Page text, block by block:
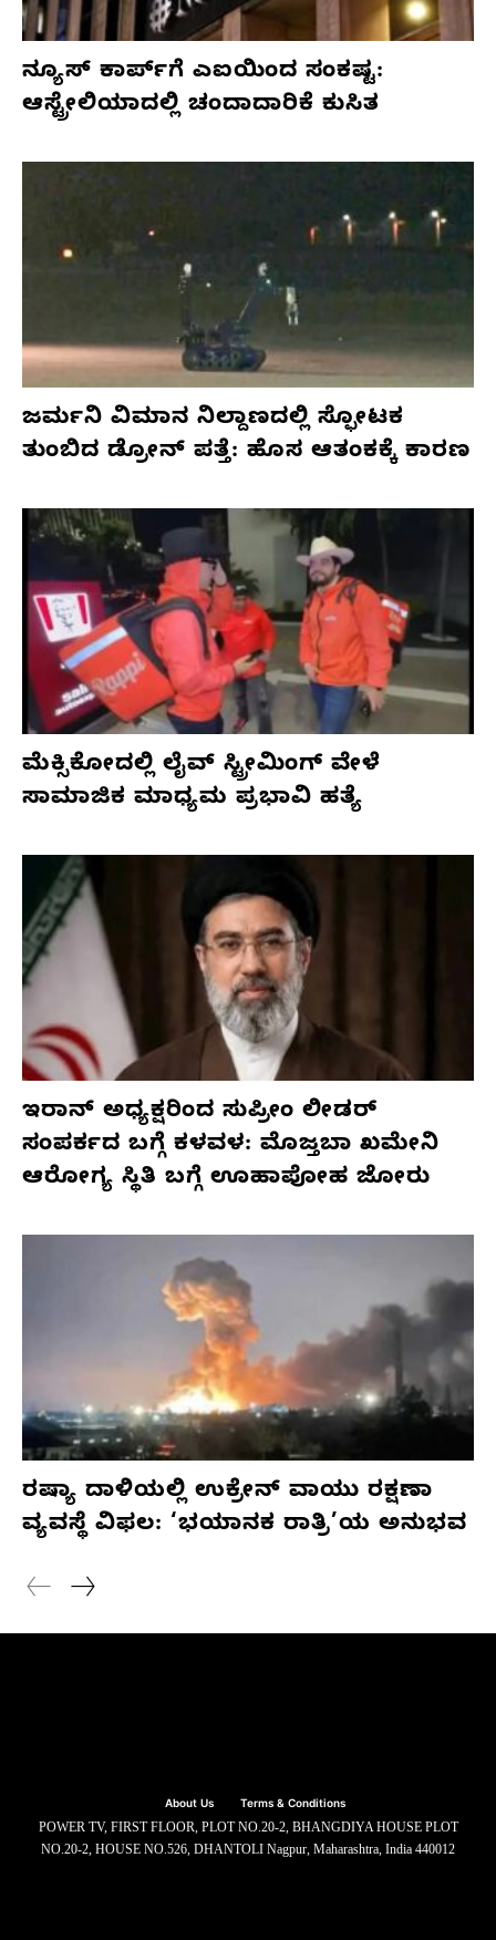
ನ್ಯೂಸ್ ಕಾರ್ಪ್‌ಗೆ ಎಐಯಿಂದ ಸಂಕಷ್ಟ:
ಆಸ್ಟ್ರೇಲಿಯಾದಲ್ಲಿ ಚಂದಾದಾರಿಕೆ ಕುಸಿತ
ಜರ್ಮನಿ ವಿಮಾನ ನಿಲ್ದಾಣದಲ್ಲಿ ಸ್ಫೋಟಕ
ತುಂಬಿದ ಡ್ರೋನ್ ಪತ್ತೆ: ಹೊಸ ಆತಂಕಕ್ಕೆ ಕಾರಣ
ಮೆಕ್ಸಿಕೋದಲ್ಲಿ ಲೈವ್ ಸ್ಟ್ರೀಮಿಂಗ್ ವೇಳೆ
ಸಾಮಾಜಿಕ ಮಾಧ್ಯಮ ಪ್ರಭಾವಿ ಹತ್ಯೆ
ಇರಾನ್ ಅಧ್ಯಕ್ಷರಿಂದ ಸುಪ್ರೀಂ ಲೀಡರ್
ಸಂಪರ್ಕದ ಬಗ್ಗೆ ಕಳವಳ: ಮೊಜ್ತಬಾ ಖಮೇನಿ
ಆರೋಗ್ಯ ಸ್ಥಿತಿ ಬಗ್ಗೆ ಊಹಾಪೋಹ ಜೋರು
ರಷ್ಯಾ ದಾಳಿಯಲ್ಲಿ ಉಕ್ರೇನ್ ವಾಯು ರಕ್ಷಣಾ
ವ್ಯವಸ್ಥೆ ವಿಫಲ: ‘ಭಯಾನಕ ರಾತ್ರಿ’ಯ ಅನುಭವ
About Us Terms & Conditions
POWER TV, FIRST FLOOR, PLOT NO.20-2, BHANGDIYA HOUSE PLOT
NO.20-2, HOUSE NO.526, DHANTOLI Nagpur, Maharashtra, India 440012